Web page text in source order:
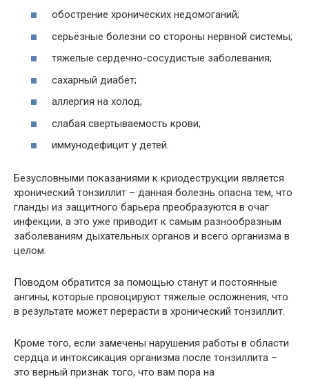
обострение хронических недомоганий;
серьёзные болезни со стороны нервной системы;
тяжелые сердечно-сосудистые заболевания;
сахарный диабет;
аллергия на холод;
слабая свертываемость крови;
иммунодефицит у детей.
Безусловными показаниями к криодеструкции является
хронический тонзиллит – данная болезнь опасна тем, что
гланды из защитного барьера преобразуются в очаг
инфекции, а это уже приводит к самым разнообразным
заболеваниям дыхательных органов и всего организма в
целом.
Поводом обратится за помощью станут и постоянные
ангины, которые провоцируют тяжелые осложнения, что
в результате может перерасти в хронический тонзиллит.
Кроме того, если замечены нарушения работы в области
сердца и интоксикация организма после тонзиллита –
это верный признак того, что вам пора на